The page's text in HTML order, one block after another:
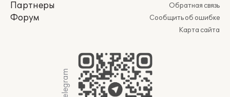
Партнеры
Форум
Обратная связь
Сообщить об ошибке
Карта сайта